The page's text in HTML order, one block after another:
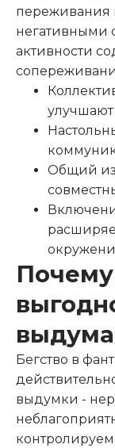
переживания
негативными
активности
улучшают
Общий
Бегство в
выдумки -